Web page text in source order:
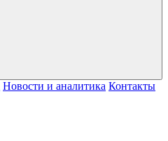
Новости и аналитика Контакты